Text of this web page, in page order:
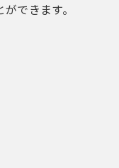
できます。